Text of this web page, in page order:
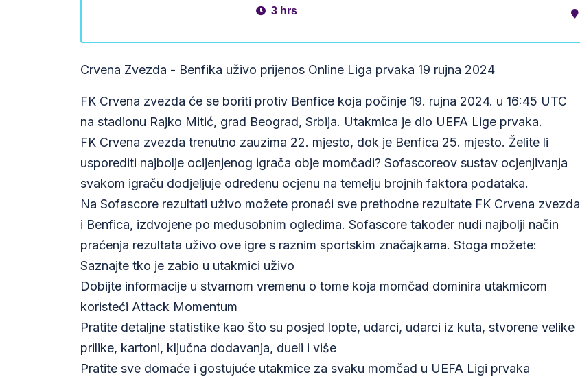
3 hrs
Crvena Zvezda - Benfika uživo prijenos Online Liga prvaka 19 rujna 2024
FK Crvena zvezda će se boriti protiv Benfice koja počinje 19. rujna 2024. u 16:45 UTC
na stadionu Rajko Mitić, grad Beograd, Srbija. Utakmica je dio UEFA Lige prvaka.
FK Crvena zvezda trenutno zauzima 22. mjesto, dok je Benfica 25. mjesto. Želite li
usporediti najbolje ocijenjenog igrača obje momčadi? Sofascoreov sustav ocjenjivanja
svakom igraču dodjeljuje određenu ocjenu na temelju brojnih faktora podataka.
Na Sofascore rezultati uživo možete pronaći sve prethodne rezultate FK Crvena zvezda
i Benfica, izdvojene po međusobnim ogledima. Sofascore također nudi najbolji način
praćenja rezultata uživo ove igre s raznim sportskim značajkama. Stoga možete:
Saznajte tko je zabio u utakmici uživo
Dobijte informacije u stvarnom vremenu o tome koja momčad dominira utakmicom
koristeći Attack Momentum
Pratite detaljne statistike kao što su posjed lopte, udarci, udarci iz kuta, stvorene velike
prilike, kartoni, ključna dodavanja, dueli i više
Pratite sve domaće i gostujuće utakmice za svaku momčad u UEFA Ligi prvaka